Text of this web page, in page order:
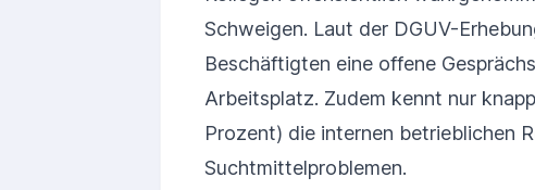
Schweigen. Laut der DGUV-
Beschäftigten eine offene
Arbeitsplatz. Zudem kennt nur
Prozent) die internen betrieblichen
Suchtmittelproblemen.